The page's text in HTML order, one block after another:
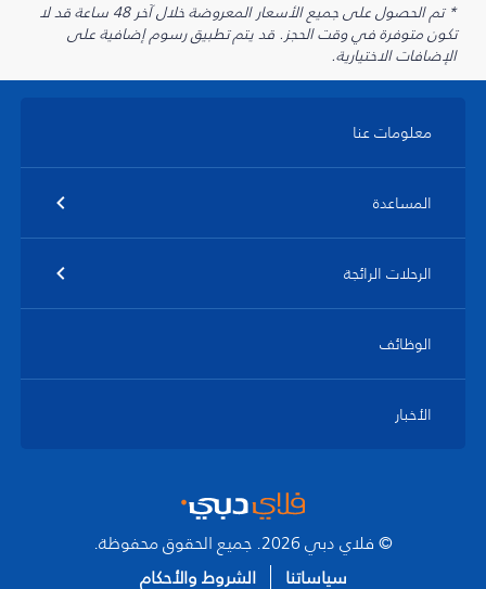
* تم الحصول على جميع الأسعار المعروضة خلال آخر 48 ساعة قد لا
تكون متوفرة في وقت الحجز. قد يتم تطبيق رسوم إضافية على
الإضافات الاختيارية.
معلومات عنا
المساعدة
الرحلات الرائجة
الوظائف
الأخبار
© فلاي دبي 2026. جميع الحقوق محفوظة.
سياساتنا
الشروط والأحكام